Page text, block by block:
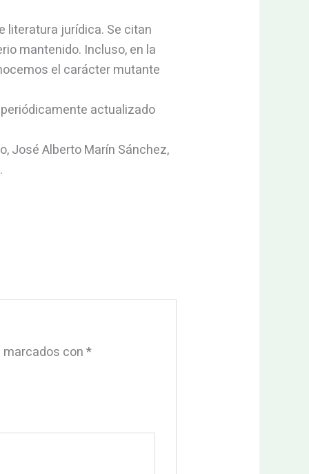
literatura jurídica. Se citan
mantenido. Incluso, en la
el carácter mutante
actualizado
José Alberto Marín Sánchez,
marcados con*